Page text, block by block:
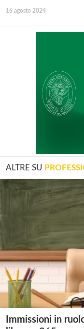
16 agosto 2024
ALTRE SU
Immissioni in